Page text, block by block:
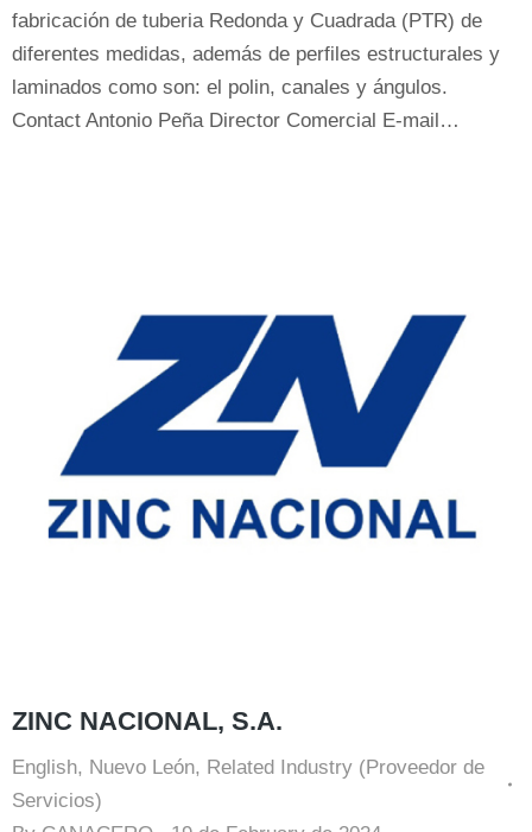
fabricación de tuberia Redonda y Cuadrada (PTR) de
diferentes medidas, además de perfiles estructurales y
laminados como son: el polin, canales y ángulos.
Contact Antonio Peña Director Comercial E-mail…
ZINC NACIONAL, S.A.
English, Nuevo León, Related Industry (Proveedor de
Servicios)